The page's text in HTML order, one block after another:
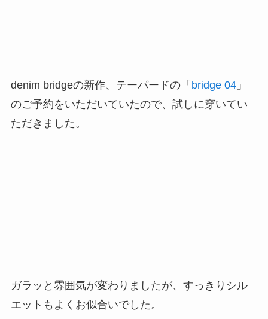
denim bridgeの新作、テーパードの「 bridge 04」
のご予約をいただいていたので、試しに穿いてい
ただきました。
ガラッと雰囲気が変わりましたが、すっきりシル
エットもよくお似合いでした。